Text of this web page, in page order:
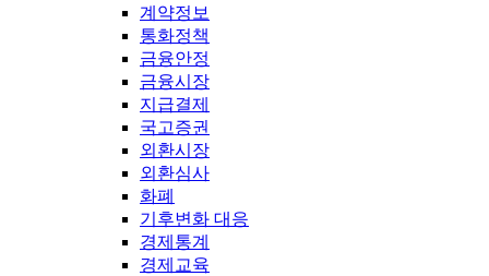
계약정보
통화정책
금융안정
금융시장
지급결제
국고증권
외환시장
외환심사
화폐
기후변화 대응
경제통계
경제교육